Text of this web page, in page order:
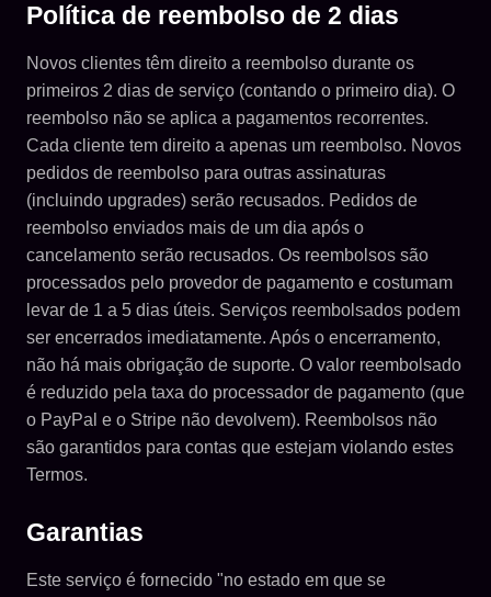
Política de reembolso de 2 dias
Novos clientes têm direito a reembolso durante os
primeiros 2 dias de serviço (contando o primeiro dia). O
reembolso não se aplica a pagamentos recorrentes.
Cada cliente tem direito a apenas um reembolso. Novos
pedidos de reembolso para outras assinaturas
(incluindo upgrades) serão recusados. Pedidos de
reembolso enviados mais de um dia após o
cancelamento serão recusados. Os reembolsos são
processados pelo provedor de pagamento e costumam
levar de 1 a 5 dias úteis. Serviços reembolsados podem
ser encerrados imediatamente. Após o encerramento,
não há mais obrigação de suporte. O valor reembolsado
é reduzido pela taxa do processador de pagamento (que
o PayPal e o Stripe não devolvem). Reembolsos não
são garantidos para contas que estejam violando estes
Termos.
Garantias
Este serviço é fornecido "no estado em que se